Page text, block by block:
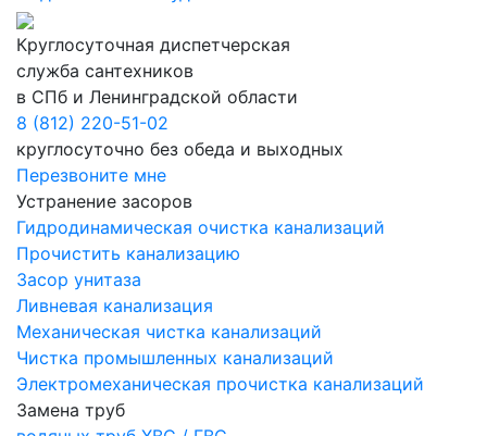
Круглосуточная диспетчерская
служба сантехников
в СПб и Ленинградской области
8 (812) 220-51-02
круглосуточно без обеда и выходных
Перезвоните мне
Устранение засоров
Гидродинамическая очистка канализаций
Прочистить канализацию
Засор унитаза
Ливневая канализация
Механическая чистка канализаций
Чистка промышленных канализаций
Электромеханическая прочистка канализаций
Замена труб